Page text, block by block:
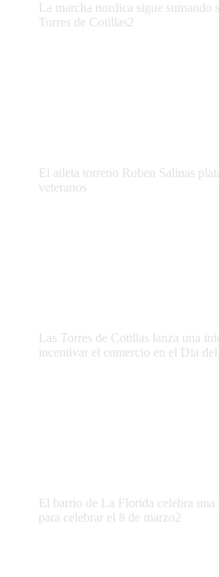
La marcha nordica sigue sumando
Torres de Cotillas2
El atleta torreno Ruben Salinas
veteranos
Las Torres de Cotillas lanza una
incentivar el comercio en el Dia del
El barrio de La Florida celebra
para celebrar el 8 de marzo2